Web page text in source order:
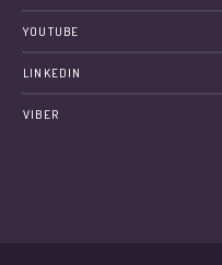
YOUTUBE
LINKEDIN
VIBER